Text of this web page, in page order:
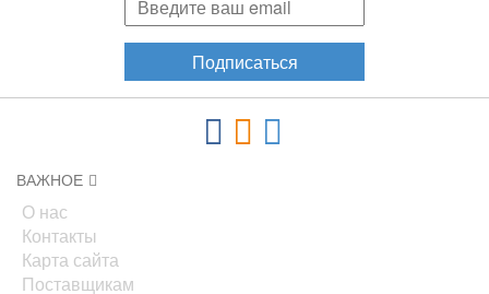
Подписаться
ВАЖНОЕ
О нас
Контакты
Карта сайта
Поставщикам